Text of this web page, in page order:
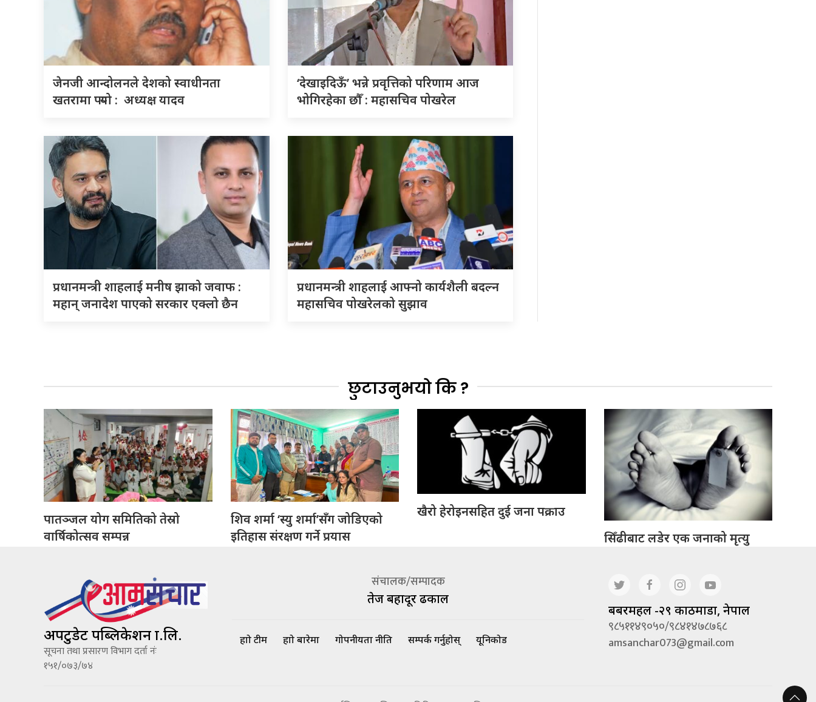
जेनजी आन्दोलनले देशको स्वाधीनता
खतरामा पर्‍यो : अध्यक्ष यादव
‘देखाइदिऊँ’ भन्ने प्रवृत्तिको परिणाम आज
भोगिरहेका छौँ : महासचिव पोखरेल
प्रधानमन्त्री शाहलाई मनीष झाको जवाफ :
महान् जनादेश पाएको सरकार एक्लो छैन
प्रधानमन्त्री शाहलाई आफ्नो कार्यशैली बदल्न
महासचिव पोखरेलको सुझाव
छुटाउनुभयो कि ?
पातञ्जल योग समितिको तेस्रो
वार्षिकोत्सव सम्पन्न
शिव शर्मा ‘स्यु शर्मा’सँग जोडिएको
इतिहास संरक्षण गर्ने प्रयास
खैरो हेरोइनसहित दुई जना पक्राउ
सिँढीबाट लडेर एक जनाको मृत्यु
अपटुडेट पब्लिकेशन प्रा.लि.
सूचना तथा प्रसारण विभाग दर्ता नंः
१५१/०७३/७४
संचालक/सम्पादक
तेज बहादूर ढकाल
हाम्रो टीम हाम्रो बारेमा गोपनीयता नीति सम्पर्क गर्नुहोस् यूनिकोड
बबरमहल -२९ काठमाडौं, नेपाल
९८५११४९०५०/९८४१४७८७६८
amsanchar073@gmail.com